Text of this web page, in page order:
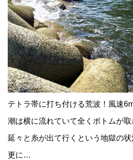
テトラ帯に打ち付ける荒波！風速
潮は横に流れていて全くボトムが
延々と糸が出て行くという地獄の状
更に…